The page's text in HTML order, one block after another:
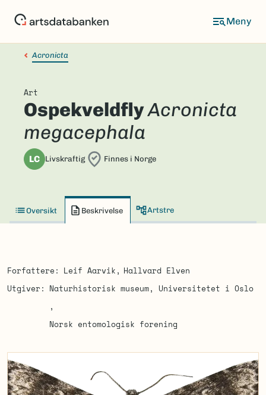
Acronicta
Art
OspekveldflyAcronicta
megacephala
LC Livskraftig Finnes i Norge
Oversikt Beskrivelse Artstre
Forfattere Leif Aarvik
Hallvard Elven
Utgiver
Naturhistorisk museum, Universitetet i Oslo
Norsk entomologisk forening